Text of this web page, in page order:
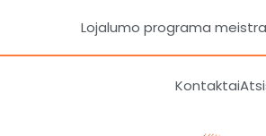
turinio
Lojalumo programa
Kontaktai